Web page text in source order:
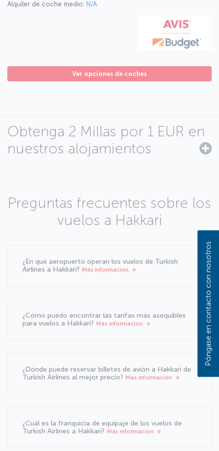
Alquiler de coche medio: N/A
Ver opciones de coches
Obtenga 2 Millas por 1 EUR en
nuestros alojamientos
Preguntas frecuentes sobre los
vuelos a Hakkari
¿En qué aeropuerto operan los vuelos de Turkish
Airlines a Hakkari? Más información
¿Cómo puedo encontrar las tarifas más asequibles
para vuelos a Hakkari? Más información
¿Dónde puede reservar billetes de avión a Hakkari de
Turkish Airlines al mejor precio? Más información
¿Cuál es la franquicia de equipaje de los vuelos de
Turkish Airlines a Hakkari? Más información
Póngase en contacto con nosotros